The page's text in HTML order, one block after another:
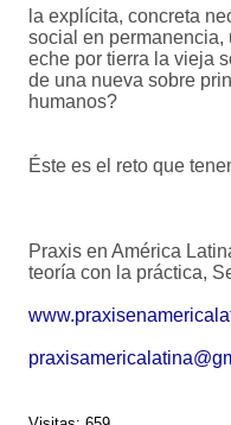
la explícita, concreta
social en
eche por tierra la vieja
de una nueva sobre
humanos?
Éste es el reto que
Praxis en América
teoría con la práctica,